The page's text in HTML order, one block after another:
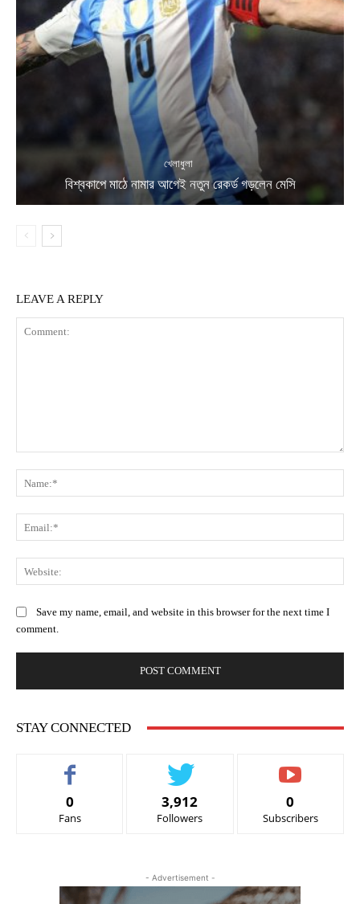
খেলাধুলা
বিশ্বকাপে মাঠে নামার আগেই নতুন রেকর্ড গড়লেন মেসি
LEAVE A REPLY
Save my name, email, and website in this browser for the next time I
comment.
STAY CONNECTED
0
Fans
3,912
Followers
0
Subscribers
- Advertisement -